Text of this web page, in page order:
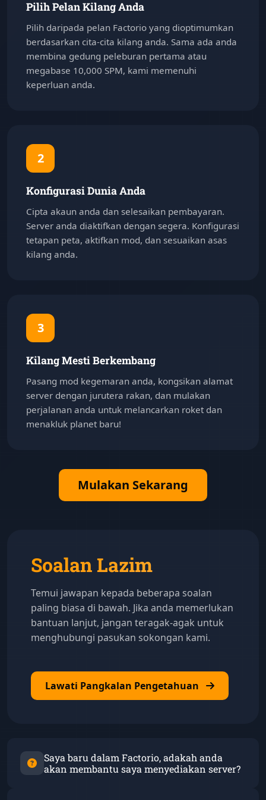
Pilih Pelan Kilang Anda
Pilih daripada pelan Factorio yang dioptimumkan
berdasarkan cita-cita kilang anda. Sama ada anda
membina gedung peleburan pertama atau
megabase 10,000 SPM, kami memenuhi
keperluan anda.
2
Konfigurasi Dunia Anda
Cipta akaun anda dan selesaikan pembayaran.
Server anda diaktifkan dengan segera. Konfigurasi
tetapan peta, aktifkan mod, dan sesuaikan asas
kilang anda.
3
Kilang Mesti Berkembang
Pasang mod kegemaran anda, kongsikan alamat
server dengan jurutera rakan, dan mulakan
perjalanan anda untuk melancarkan roket dan
menakluk planet baru!
Mulakan Sekarang
Soalan Lazim
Temui jawapan kepada beberapa soalan
paling biasa di bawah. Jika anda memerlukan
bantuan lanjut, jangan teragak-agak untuk
menghubungi pasukan sokongan kami.
Lawati Pangkalan Pengetahuan
Saya baru dalam Factorio, adakah anda
akan membantu saya menyediakan server?